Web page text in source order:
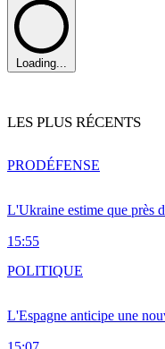
Loading...
LES PLUS RÉCENTS
L'Ukraine estime que près
15:55
PRODÉFENSE
L'Espagne anticipe une
POLITIQUE